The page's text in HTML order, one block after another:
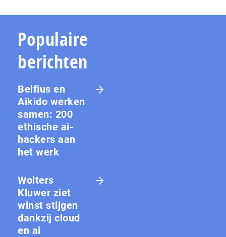
Populaire
berichten
Belfius en
Aikido werken
samen: 200
ethische ai-
hackers aan
het werk
Wolters
Kluwer ziet
winst stijgen
dankzij cloud
en ai